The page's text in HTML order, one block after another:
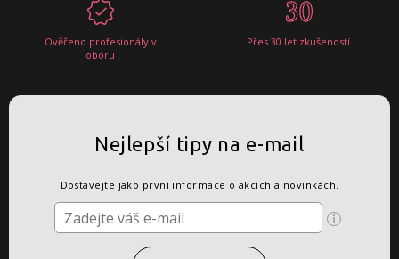
Ověřeno profesionály v
oboru
Přes 30 let zkušeností
Nejlepší tipy na e-mail
Dostávejte jako první informace o akcích a novinkách.